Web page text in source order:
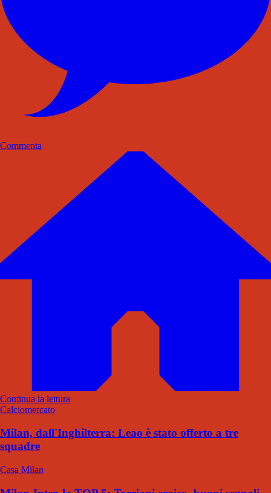
Commenta
Continua la lettura
Calciomercato
Milan, dall'Inghilterra: Leao è stato offerto a tre
squadre
Casa Milan